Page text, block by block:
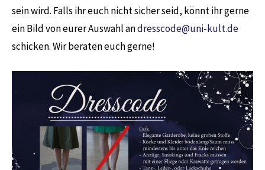
sein wird. Falls ihr euch nicht sicher seid, könnt ihr gerne
ein Bild von eurer Auswahl andresscode@uni-kult.de
schicken. Wir beraten euch gerne!